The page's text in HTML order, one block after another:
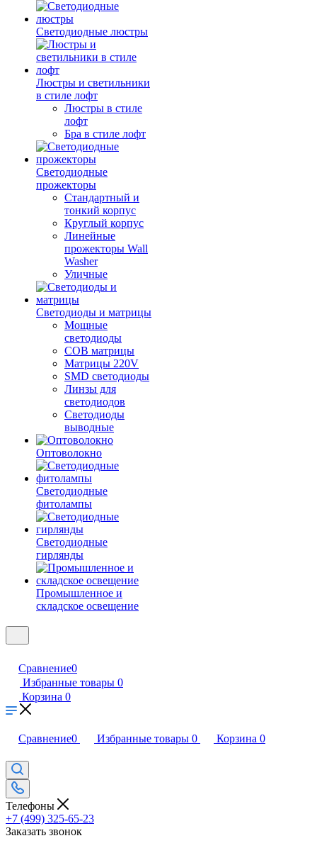
Светодиодные люстры
Люстры и светильники
в стиле лофт
Люстры в стиле
лофт
Бра в стиле лофт
Светодиодные
прожекторы
Стандартный и
тонкий корпус
Круглый корпус
Линейные
прожекторы Wall
Washer
Уличные
Светодиоды и матрицы
Мощные
светодиоды
COB матрицы
Матрицы 220V
SMD светодиоды
Линзы для
светодиодов
Светодиоды
выводные
Оптоволокно
Светодиодные
фитолампы
Светодиодные
гирлянды
Промышленное и
складское освещение
Сравнение0
Избранные товары 0
Корзина 0
Сравнение0 Избранные товары 0 Корзина 0
Телефоны
+7 (499) 325-65-23
Заказать звонок